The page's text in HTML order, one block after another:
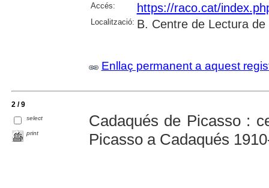
Accés: https://raco.cat/
Localització: B. Centre de Lectura
Enllaç permanent a aquest
2 / 9
select
print
Cadaqués de Picasso :
Picasso a Cadaqués